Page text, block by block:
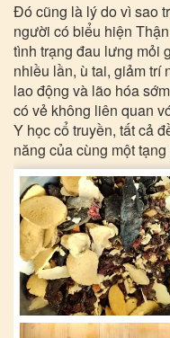
Đó cũng là lý do vì sao
người có biểu hiện
tình trạng đau lưng mỏi
nhiều lần, ù tai, giảm trí
lao động và lão hóa
có vẻ không liên quan
Y học cổ truyền, tất cả
năng của cùng một tạng